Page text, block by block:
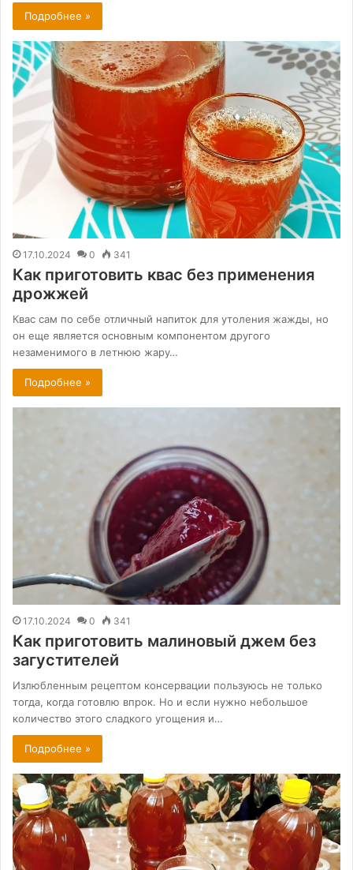
Подробнее »
17.10.2024 0 341
Как приготовить квас без применения
дрожжей
Квас сам по себе отличный напиток для утоления жажды, но
он еще является основным компонентом другого
незаменимого в летнюю жару…
Подробнее »
17.10.2024 0 341
Как приготовить малиновый джем без
загустителей
Излюбленным рецептом консервации пользуюсь не только
тогда, когда готовлю впрок. Но и если нужно небольшое
количество этого сладкого угощения и…
Подробнее »